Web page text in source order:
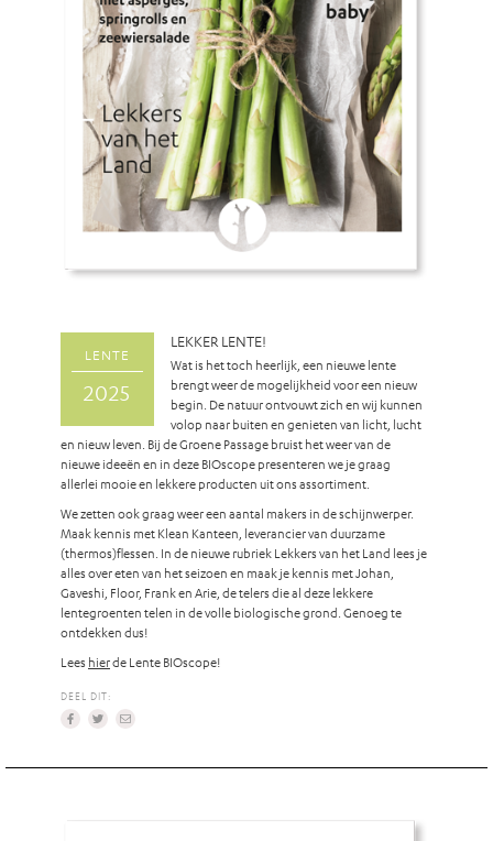
LENTE
2025
LEKKER LENTE!
Wat is het toch heerlijk, een nieuwe lente
brengt weer de mogelijkheid voor een nieuw
begin. De natuur ontvouwt zich en wij kunnen
volop naar buiten en genieten van licht, lucht
en nieuw leven. Bij de Groene Passage bruist het weer van de
nieuwe ideeën en in deze BIOscope presenteren we je graag
allerlei mooie en lekkere producten uit ons assortiment.
We zetten ook graag weer een aantal makers in de schijnwerper.
Maak kennis met Klean Kanteen, leverancier van duurzame
(thermos)flessen. In de nieuwe rubriek Lekkers van het Land lees je
alles over eten van het seizoen en maak je kennis met Johan,
Gaveshi, Floor, Frank en Arie, de telers die al deze lekkere
lentegroenten telen in de volle biologische grond. Genoeg te
ontdekken dus!
Leeshierde Lente BIOscope!
DEEL DIT: